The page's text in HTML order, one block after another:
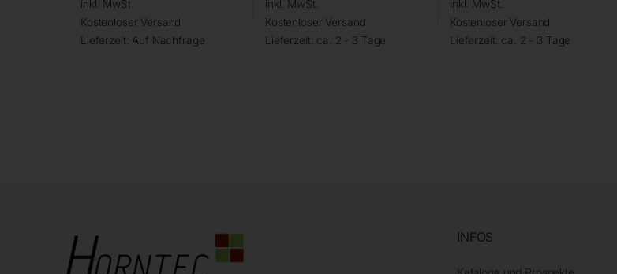
inkl. MwSt.
Kostenloser Versand
Lieferzeit: Auf Nachfrage
inkl. MwSt.
Kostenloser Versand
Lieferzeit: ca. 2 - 3 Tage
inkl. MwSt.
Kostenloser Versand
Lieferzeit: ca. 2 - 3 Tage
INFOS